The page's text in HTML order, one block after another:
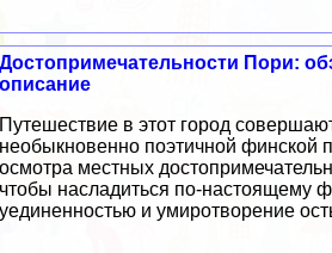
Достопримечательности Пори:
описание
Путешествие в этот город
необыкновенно поэтичной финской
осмотра местных
чтобы насладиться по-настоящему
уединенностью и умиротворение